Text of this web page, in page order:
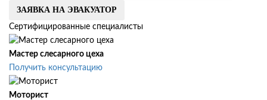
ЗАЯВКА НА ЭВАКУАТОР
Сертифицированные специалисты
Мастер слесарного цеха
Получить консультацию
Моторист